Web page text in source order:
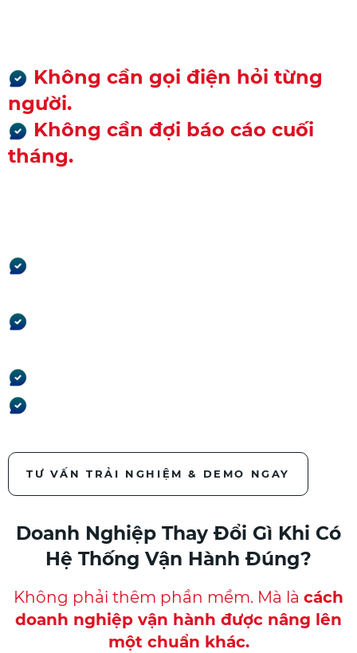
Không cần gọi điện hỏi từng
người.
Không cần đợi báo cáo cuối
tháng.
TƯ VẤN TRẢI NGHIỆM & DEMO NGAY
Doanh Nghiệp Thay Đổi Gì Khi Có
Hệ Thống Vận Hành Đúng?
Không phải thêm phần mềm. Mà là cách
doanh nghiệp vận hành được nâng lên
một chuẩn khác.